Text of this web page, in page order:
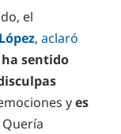
el
, aclaró
sentido
yes
Quería